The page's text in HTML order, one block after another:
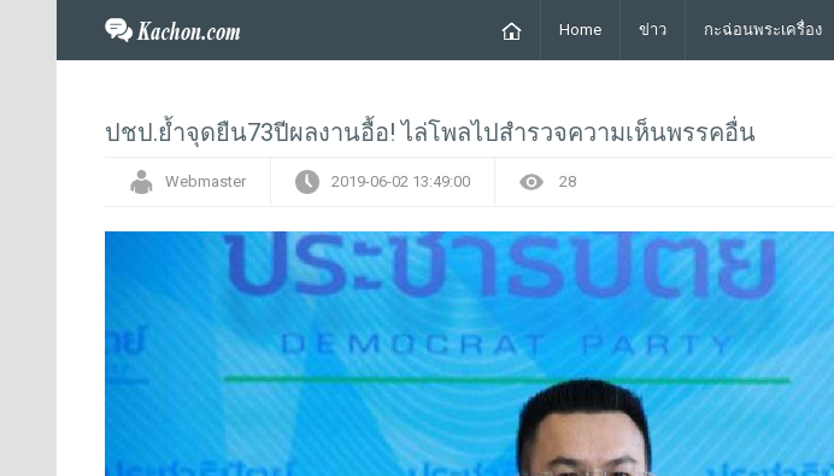
Home ข่าว กะฉ่อนพระเครื่อง
ปชป.ย้ำจุดยืน73ปีผลงานอื้อ! ไล่โพลไปสำรวจความเห็นพรรคอื่น
Webmaster 2019-06-02 13:49:00 28